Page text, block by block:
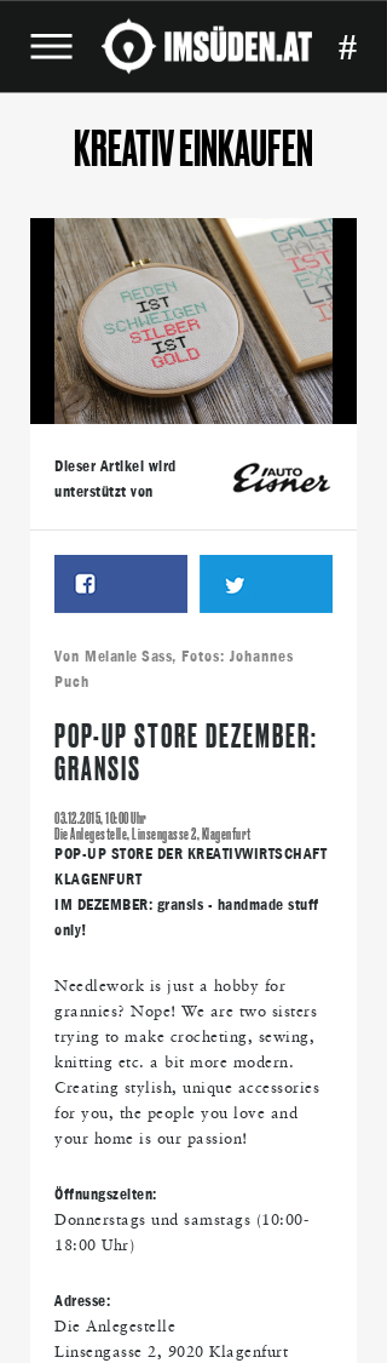
#
KREATIV EINKAUFEN
Dieser Artikel wird
unterstützt von
Von Melanie Sass, Fotos: Johannes
Puch
POP-UP STORE DEZEMBER:
GRANSIS
03.12.2015, 10:00 Uhr
Die Anlegestelle, Linsengasse 2, Klagenfurt
POP-UP STORE DER KREATIVWIRTSCHAFT
KLAGENFURT
IM DEZEMBER: gransis - handmade stuff
only!
Needlework is just a hobby for
grannies? Nope! We are two sisters
trying to make crocheting, sewing,
knitting etc. a bit more modern.
Creating stylish, unique accessories
for you, the people you love and
your home is our passion!
Öffnungszeiten:
Donnerstags und samstags (10:00-
18:00 Uhr)
Adresse:
Die Anlegestelle
Linsengasse 2, 9020 Klagenfurt